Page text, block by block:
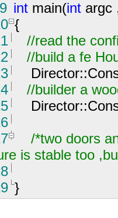
int main(int
{
//read the
//build a fe
//builder a
/*two doors
is stable too
}